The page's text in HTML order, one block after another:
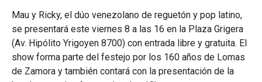
Mau y Ricky, el dúo venezolano de reguetón y pop latino,
se presentará este viernes 8 a las 16 en la Plaza Grigera
(Av. Hipólito Yrigoyen 8700) con entrada libre y gratuita. El
show forma parte del festejo por los 160 años de Lomas
de Zamora y también contará con la presentación de la